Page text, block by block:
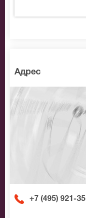
Адрес
+7 (495) 921-